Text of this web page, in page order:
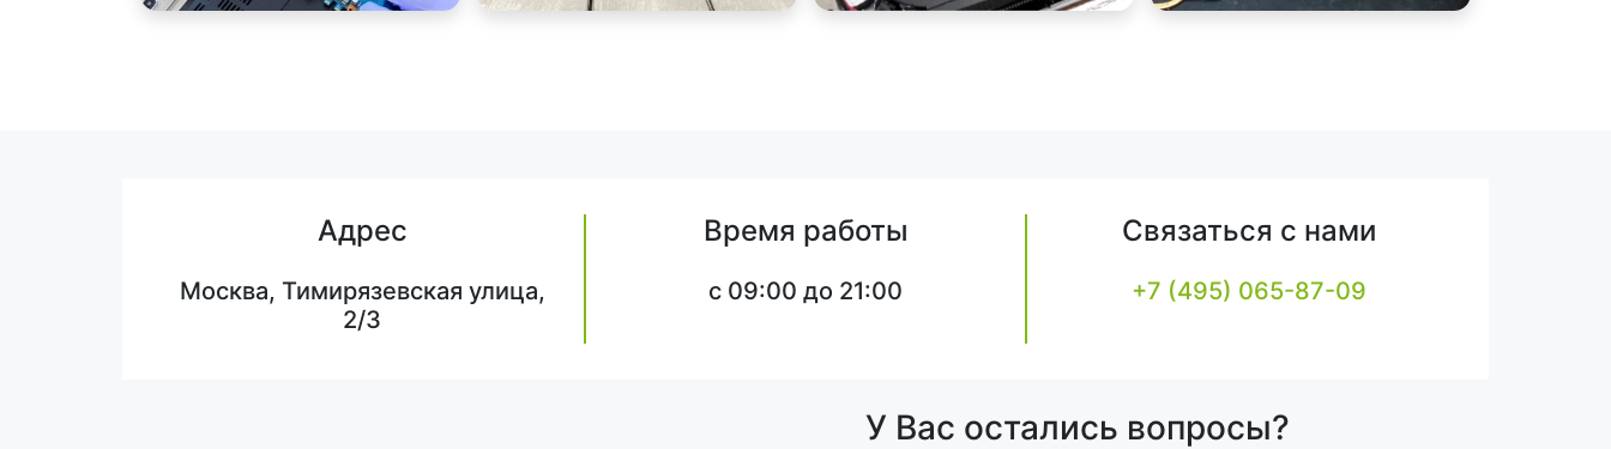
Адрес
Москва, Тимирязевская улица,
2/3
Время работы
c 09:00 до 21:00
Связаться с нами
+7 (495) 065-87-09
У Вас остались вопросы?